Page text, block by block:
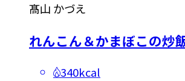
髙山 かづえ
れんこん＆かまぼこの炒
340kcal